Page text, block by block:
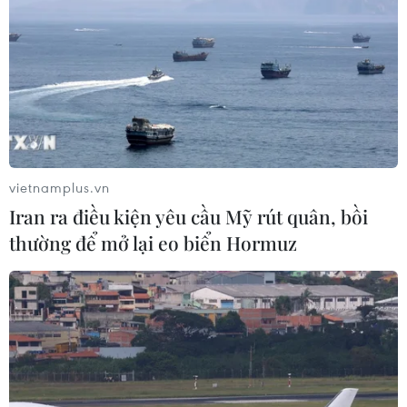
Thủ tướng Phạm Minh Chính dự
Tọa đàm với doanh nghiệp ASEAN và đối
tác
23/04/2024 07:03
vietnamplus.vn
Iran ra điều kiện yêu cầu Mỹ rút quân, bồi
thường để mở lại eo biển Hormuz